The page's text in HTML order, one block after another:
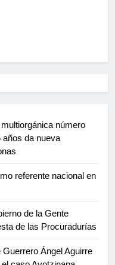
número
años da nueva
referente nacional en
de la Gente
de las Procuradurías
Ángel Aguirre